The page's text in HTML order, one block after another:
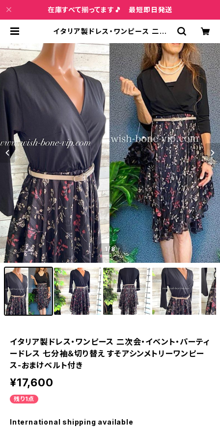
在庫すべて揃ってます🎵 最短即日発送
イタリア製ドレス・ワンピース 二次
袖＆切り替え すそアシンメトリーワン
ピース-おまけベルト付き | インポー
トファッション＆ジュエリー Wish Bo
ne VIP
1 /8
イタリア製ドレス・ワンピース 二次会・イベント・パーティ
ードレス 七分袖＆切り替え すそアシンメトリーワンピー
ス-おまけベルト付き
¥17,600
残り1点
International shipping available